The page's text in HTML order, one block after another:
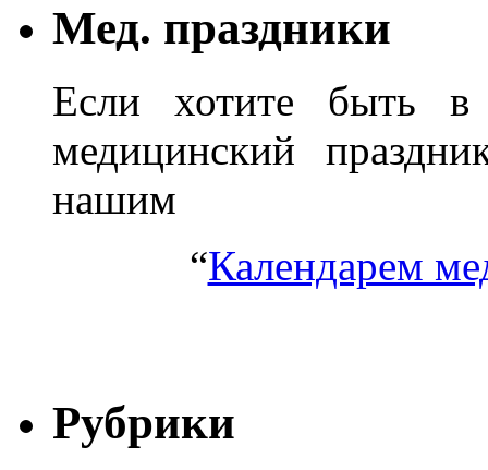
Мед. праздники
Если хотите быть в
медицинский
нашим
“Календарем
Рубрики